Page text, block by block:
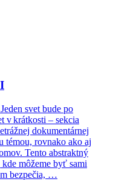
svet bude po
v krátkosti – sekcia
dokumentárnej
témou, rovnako ako aj
Tento abstraktný
kde môžeme byť sami
bezpečia, …